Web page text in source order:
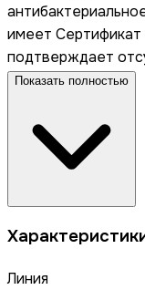
имеет Сертификат
подтверждает
Показать полностью
Линия